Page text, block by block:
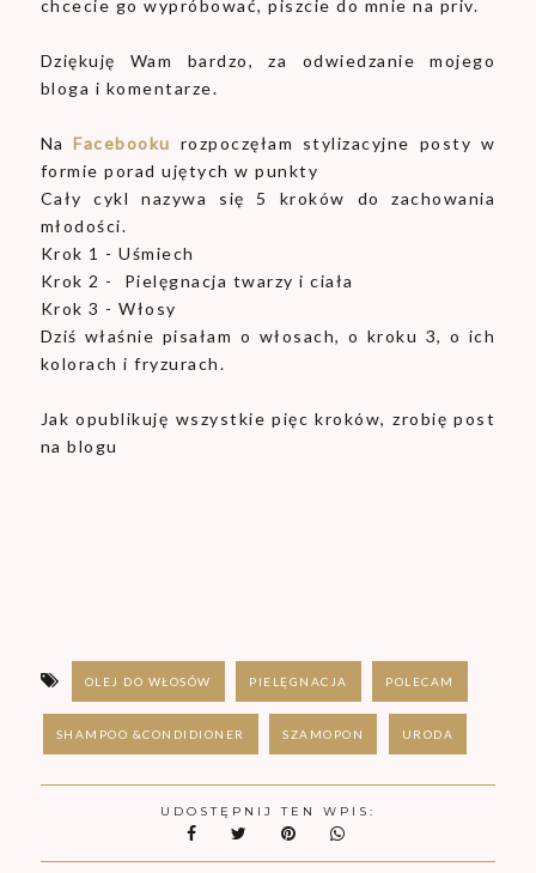
chcecie go wypróbować, piszcie do mnie na priv.
Dziękuję Wam bardzo, za odwiedzanie mojego
bloga i komentarze.
NaFacebooku rozpoczęłam stylizacyjne posty w
formie porad ujętych w punkty
Cały cykl nazywa się 5 kroków do zachowania
młodości.
Krok 1 - Uśmiech
Krok 2 - Pielęgnacja twarzy i ciała
Krok 3 - Włosy
Dziś właśnie pisałam o włosach, o kroku 3, o ich
kolorach i fryzurach.
Jak opublikuję wszystkie pięc kroków, zrobię post
na blogu
OLEJ DO WŁOSÓW PIELĘGNACJA POLECAM
SHAMPOO &CONDIDIONER SZAMOPON URODA
UDOSTĘPNIJ TEN WPIS: